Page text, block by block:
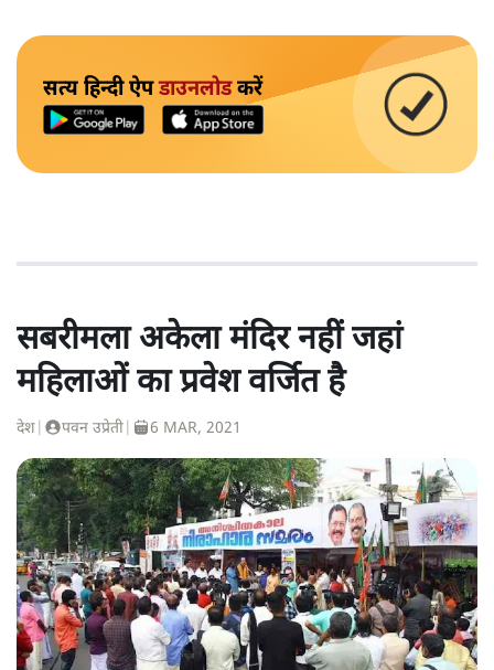
सत्य हिन्दी ऐपडाउनलोडकरें
सबरीमला अकेला मंदिर नहीं जहां
महिलाओं का प्रवेश वर्जित है
देश पवन उप्रेती 6 MAR, 2021